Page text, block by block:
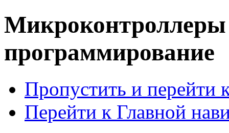
программирование
Пропустить и перейти
Перейти к Главной